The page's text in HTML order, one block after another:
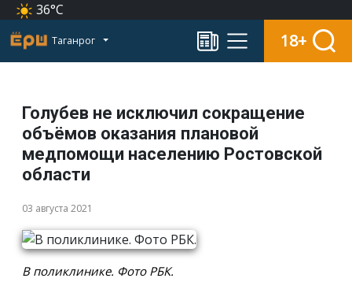
36°C
Таганрог 18+
Голубев не исключил сокращение
объёмов оказания плановой
медпомощи населению Ростовской
области
03 августа 2021
В поликлинике. Фото РБК.